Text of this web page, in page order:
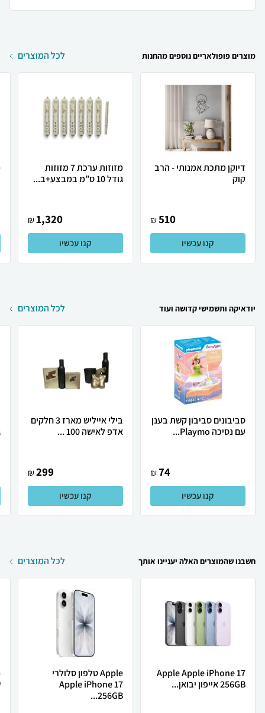
מוצרים פופולאריים נוספים מהחנות לכל המוצרים
דיוקן מתכת אמנותי - הרב
קוק
510
₪
קנו עכשיו
מזוזות ערכת 7 מזוזות
גודל 10 ס”מ במבצע+ב...
1,320
₪
קנו עכשיו
יודאיקה ותשמישי קדושה ועוד לכל המוצרים
סביבונים סביבון קשת בענן
עם נסיכה Playmo...
74
₪
קנו עכשיו
בילי אייליש מארז 3 חלקים
אדפ לאישה 100 ...
299
₪
קנו עכשיו
חשבנו שהמוצרים האלה יעניינו אותך לכל המוצרים
Apple Apple iPhone 17
256GB אייפון יבואן...
Apple טלפון סלולרי
Apple iPhone 17
256GB...